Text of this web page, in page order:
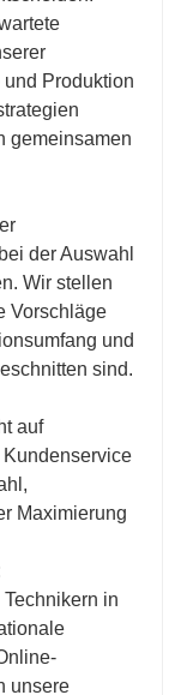
Produktion
gemeinsamen
der Auswahl
Wir stellen
Vorschläge
und
sind.
auf
Maximierung
in
unsere